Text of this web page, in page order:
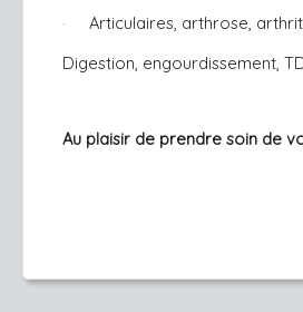
·
Articulaires, arthrose,
Digestion, engourdissement,
Au plaisir de prendre soin de